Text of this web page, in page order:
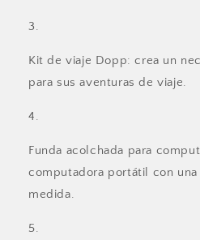
Kit de viaje Dopp: crea un
para sus aventuras de viaje.
Funda acolchada para
computadora portátil con
medida.